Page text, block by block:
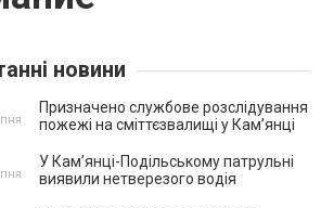
новини
Призначено службове розслідування
пожежі на сміттєзвалищі у Кам’янці
У Кам’янці-Подільському патрульні
виявили нетверезого водія